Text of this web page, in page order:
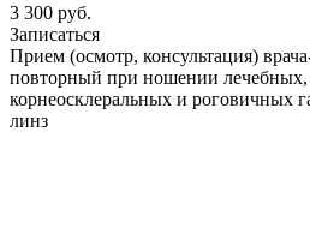
3 300 руб.
Записаться
Прием (осмотр, консультация)
повторный при ношении лечебных,
корнеосклеральных и роговичных
линз